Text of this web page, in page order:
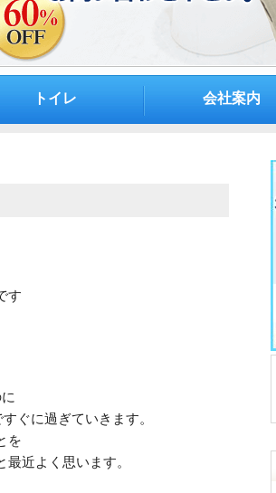
トイレ 会社案内
す
ぐに過ぎていきます。
を
近よく思います。